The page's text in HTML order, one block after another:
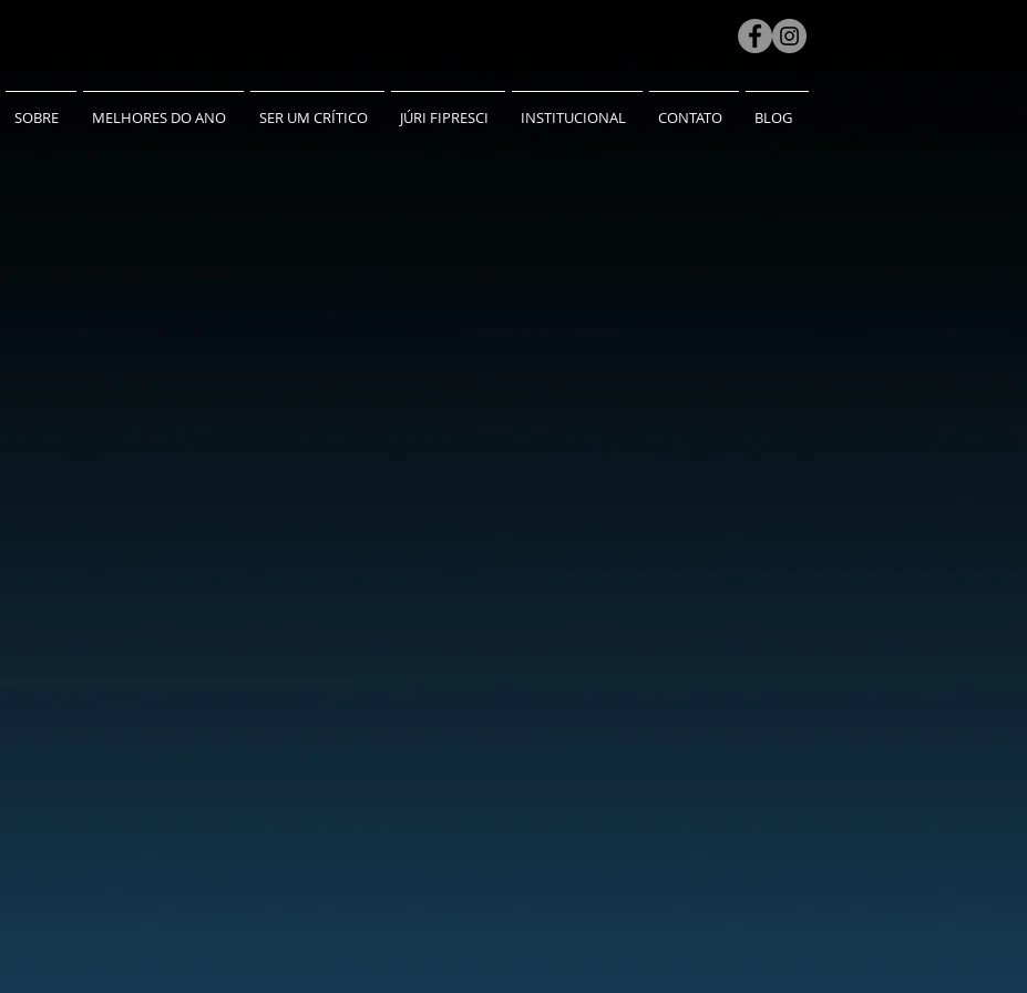
SOBRE MELHORES DO ANO SER UM CRÍTICO JÚRI FIPRESCI INSTITUCIONAL CONTATO BLOG